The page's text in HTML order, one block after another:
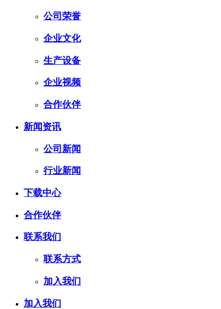
公司荣誉
企业文化
生产设备
企业视频
合作伙伴
新闻资讯
公司新闻
行业新闻
下载中心
合作伙伴
联系我们
联系方式
加入我们
加入我们